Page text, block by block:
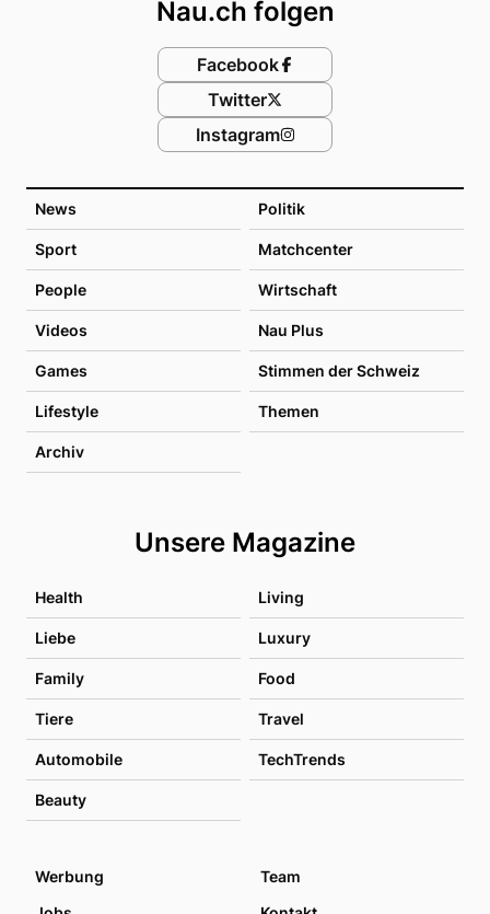
News Politik
Sport Matchcenter
People Wirtschaft
Videos Nau Plus
Games Stimmen der Schweiz
Lifestyle Themen
Archiv
Unsere Magazine
Health Living
Liebe Luxury
Family Food
Tiere Travel
Automobile TechTrends
Beauty
Nau.ch folgen
Facebook
Twitter
Instagram
Werbung
Team